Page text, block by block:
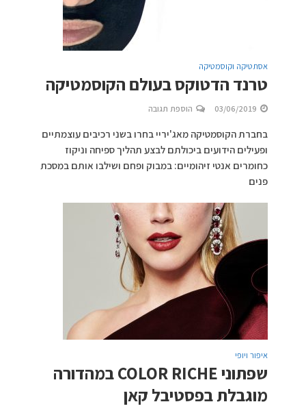
אסתטיקה וקוסמטיקה
טרנד הדטוקס בעולם הקוסמטיקה
03/06/2019 הוספת תגובה
בחברת הקוסמטיקה מאג'יריי בחרו בשני רכיבים עוצמתיים
ופעילים הידועים ביכולתם לבצע תהליך ספיחה וניקוז
כחומרים אנטי זיהומיים: במבוק ופחם ושילבו אותם במסכת
פנים
איפור ויופי
שפתוני COLOR RICHE במהדורה
מוגבלת בפסטיבל קאן